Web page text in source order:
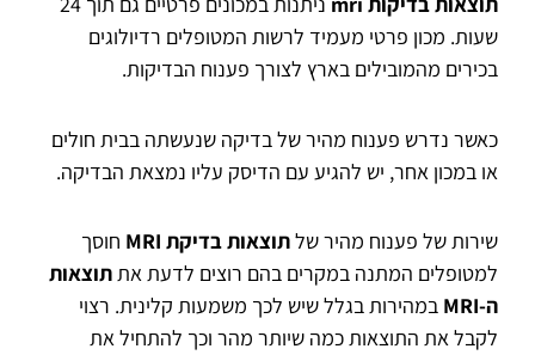
שעות. מכון פרטי מעמיד לרשות המטופלים רדיולוגים
בכירים מהמובילים בארץ לצורך פענוח הבדיקות.
כאשר נדרש פענוח מהיר של בדיקה שנעשתה בבית חולים
או במכון אחר, יש להגיע עם הדיסק עליו נמצאת הבדיקה.
שירות של פענוח מהיר שלתוצאות בדיקת MRI חוסך
למטופלים המתנה במקרים בהם רוצים לדעת אתתוצאות
ה-MRI במהירות בגלל שיש לכך משמעות קלינית. רצוי
לקבל את התוצאות כמה שיותר מהר וכך להתחיל את